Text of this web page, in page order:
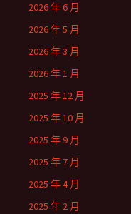
2026 年 6 月
2026 年 5 月
2026 年 3 月
2026 年 1 月
2025 年 12 月
2025 年 10 月
2025 年 9 月
2025 年 7 月
2025 年 4 月
2025 年 2 月